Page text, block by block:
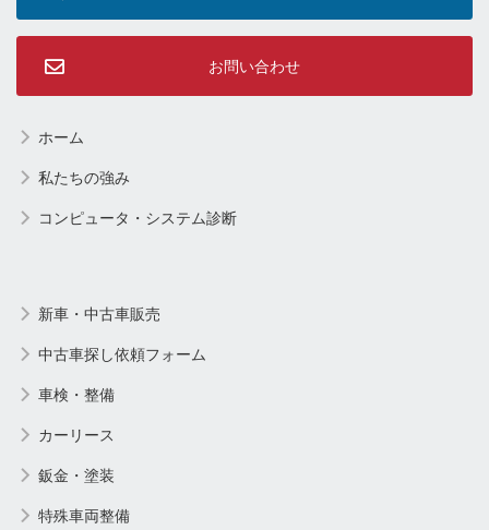
お問い合わせ
ホーム
私たちの強み
コンピュータ・システム診断
新車・中古車販売
中古車探し依頼フォーム
車検・整備
カーリース
鈑金・塗装
特殊車両整備